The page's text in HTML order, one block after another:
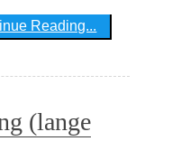
Reading...
(lange